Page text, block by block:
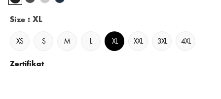
Size : XL
XS S M XL XXL 3XL 4XL
Zertifikat